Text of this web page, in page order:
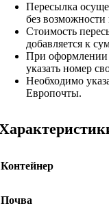
Пересылка
без возможности
Стоимость
добавляется к
При оформлении
указать номер
Необходимо
Европочты.
Контейнер
Почва